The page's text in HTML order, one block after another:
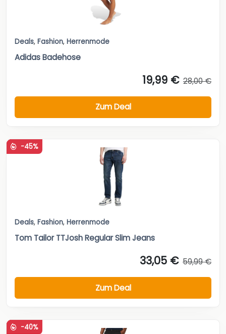
Deals, Fashion, Herrenmode
Adidas Badehose
19,99 € 28,00 €
Zum Deal
-45%
Deals, Fashion, Herrenmode
Tom Tailor TTJosh Regular Slim Jeans
33,05 € 59,99 €
Zum Deal
-40%